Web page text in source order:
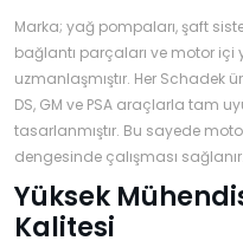
Yeni Hesap
Oluştur
CİTROEN
DS
MOTOR
YAĞI
K
KOMPLE
MOTOR
›
Ş
›
A
›
Marka; yağ pompaları, şaft
bağlantı parçaları ve motor içi
uzmanlaşmıştır. Her Schadek
DS, GM ve PSA araçlarla tam
tasarlanmıştır. Bu sayede
dengesinde çalışması sağlanır.
Yüksek
Kalitesi